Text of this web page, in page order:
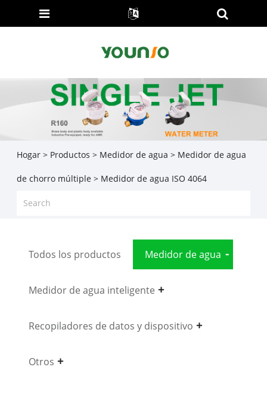
Hogar > Productos > Medidor de agua > Medidor de agua
de chorro múltiple> Medidor de agua ISO 4064
Todos los productos Medidor de agua
Medidor de agua inteligente
Recopiladores de datos y dispositivo
Otros